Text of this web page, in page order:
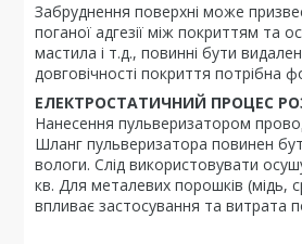
Забруднення поверхні може
поганої адгезії між покриттям та
мастила і т.д., повинні бути
довговічності покриття потрібна
ЕЛЕКТРОСТАТИЧНИЙ ПРОЦЕС
Нанесення пульверизатором
Шланг пульверизатора повинен
вологи. Слід використовувати
кв. Для металевих порошків (мідь,
впливає застосування та витрата